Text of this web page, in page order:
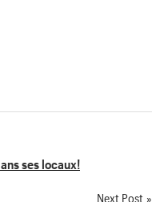
ses locaux!
Next Post